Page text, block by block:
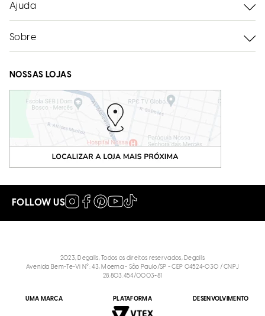
Ajuda
Sobre
NOSSAS LOJAS
FOLLOW US
2023, Degalls, Todos os direitos reservados, Degalls
Avenida Bem-Te-Vi N°: 43, Moema - São Paulo/SP - CEP 04524-030 / CNPJ
28.803.454/0003-81
UMA MARCA PLATAFORMA DESENVOLVIMENTO